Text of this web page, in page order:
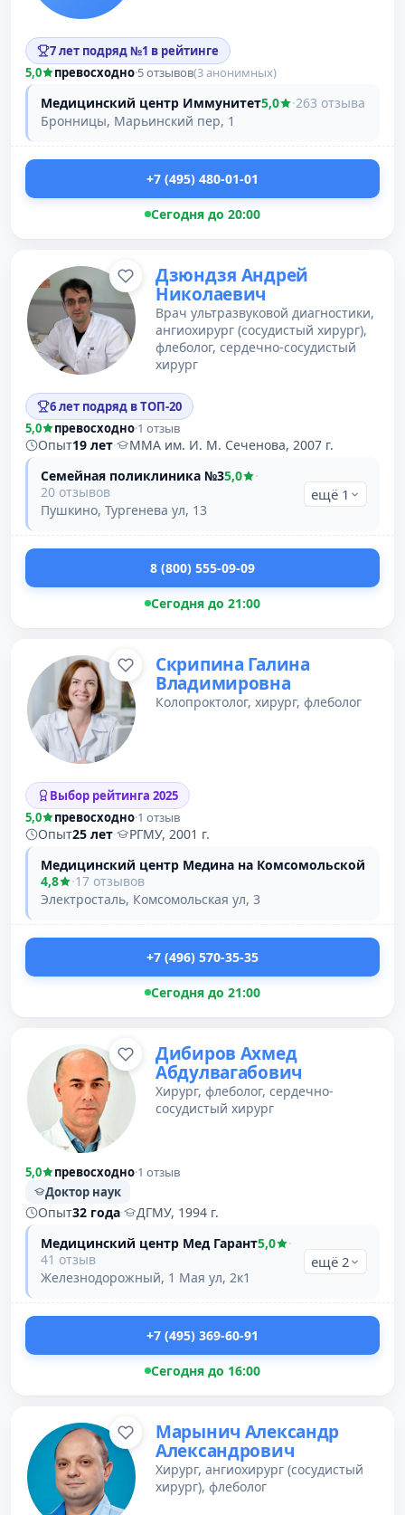
7 лет подряд №1 в рейтинге
5,0
превосходно·5 отзывов(3 анонимных)
Медицинский центр Иммунитет5,0 ·263 отзыва
Бронницы, Марьинский пер, 1
+7 (495) 480-01-01
Сегодня до 20:00
Дзюндзя Андрей
Николаевич
Врач ультразвуковой диагностики,
ангиохирург (сосудистый хирург),
флеболог, сердечно-сосудистый
хирург
6 лет подряд в ТОП-20
5,0
превосходно·1 отзыв
Опыт19 лет·
ММА им. И. М. Сеченова, 2007 г.
Семейная поликлиника №35,0
·
20 отзывов
Пушкино, Тургенева ул, 13
ещё 1
8 (800) 555-09-09
Сегодня до 21:00
Скрипина Галина
Владимировна
Колопроктолог, хирург, флеболог
Выбор рейтинга 2025
5,0
превосходно·1 отзыв
Опыт25 лет·
РГМУ, 2001 г.
Медицинский центр Медина на Комсомольской
4,8
·17 отзывов
Электросталь, Комсомольская ул, 3
+7 (496) 570-35-35
Сегодня до 21:00
Дибиров Ахмед
Абдулвагабович
Хирург, флеболог, сердечно-
сосудистый хирург
5,0 превосходно·1 отзыв
Доктор наук
Опыт32 года·
ДГМУ, 1994 г.
Медицинский центр Мед Гарант5,0
·
41 отзыв
Железнодорожный, 1 Мая ул, 2к1
ещё 2
+7 (495) 369-60-91
Сегодня до 16:00
Марынич Александр
Александрович
Хирург, ангиохирург (сосудистый
хирург), флеболог